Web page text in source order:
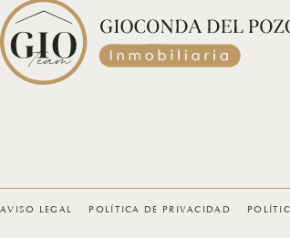
AVISO LEGAL POLÍTICA DE PRIVACIDAD